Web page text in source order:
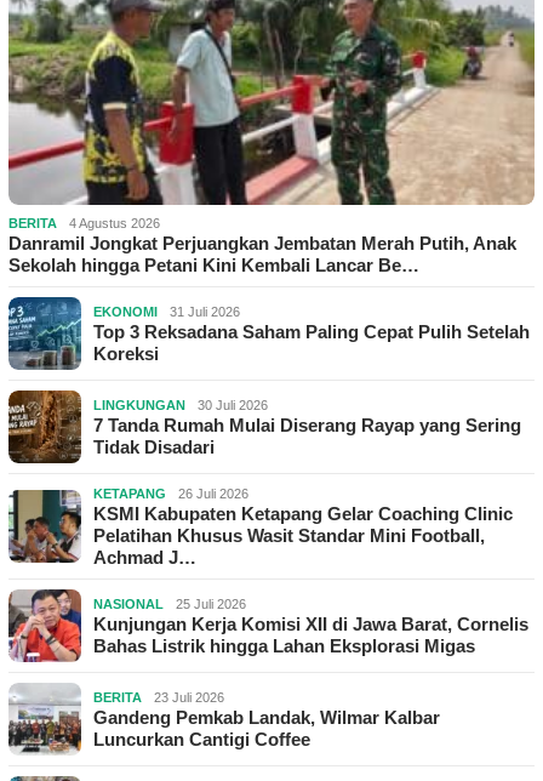
BERITA 4 Agustus 2026
Danramil Jongkat Perjuangkan Jembatan Merah Putih, Anak
Sekolah hingga Petani Kini Kembali Lancar Be…
EKONOMI 31 Juli 2026
Top 3 Reksadana Saham Paling Cepat Pulih Setelah
Koreksi
LINGKUNGAN 30 Juli 2026
7 Tanda Rumah Mulai Diserang Rayap yang Sering
Tidak Disadari
KETAPANG 26 Juli 2026
KSMI Kabupaten Ketapang Gelar Coaching Clinic
Pelatihan Khusus Wasit Standar Mini Football,
Achmad J…
NASIONAL 25 Juli 2026
Kunjungan Kerja Komisi XII di Jawa Barat, Cornelis
Bahas Listrik hingga Lahan Eksplorasi Migas
BERITA 23 Juli 2026
Gandeng Pemkab Landak, Wilmar Kalbar
Luncurkan Cantigi Coffee